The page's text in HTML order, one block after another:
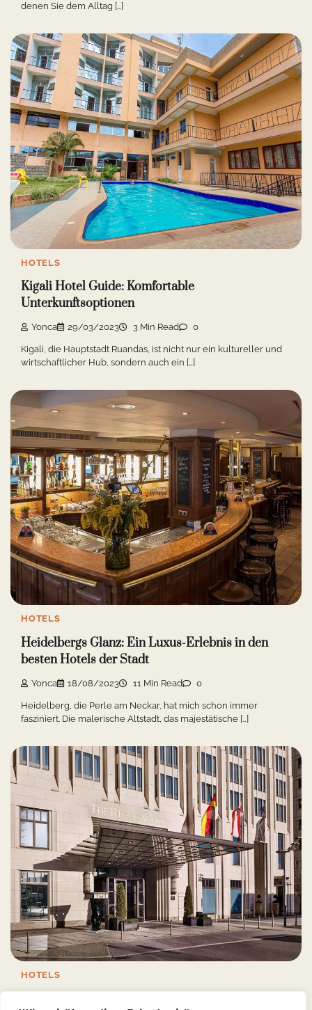
denen Sie dem Alltag […]
HOTELS
Kigali Hotel Guide: Komfortable
Unterkunftsoptionen
Yonca 29/03/2023 3 Min Read 0
Kigali, die Hauptstadt Ruandas, ist nicht nur ein kultureller und
wirtschaftlicher Hub, sondern auch ein […]
HOTELS
Heidelbergs Glanz: Ein Luxus-Erlebnis in den
besten Hotels der Stadt
Yonca 18/08/2023 11 Min Read 0
Heidelberg, die Perle am Neckar, hat mich schon immer
fasziniert. Die malerische Altstadt, das majestätische […]
HOTELS